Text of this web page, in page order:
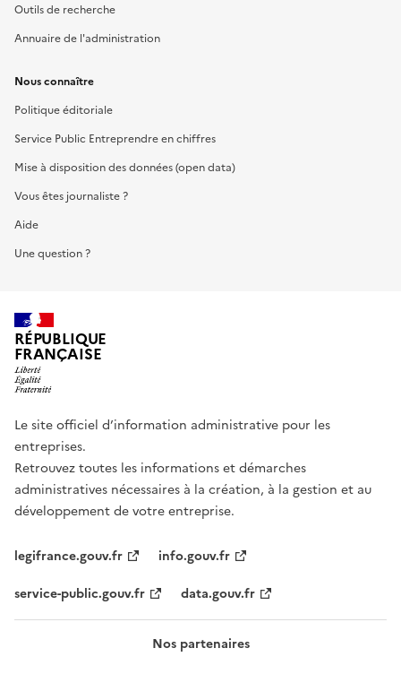
Outils de recherche
Annuaire de l'administration
Nous connaître
Politique éditoriale
Service Public Entreprendre en chiffres
Mise à disposition des données (open data)
Vous êtes journaliste ?
Aide
Une question ?
RÉPUBLIQUE
FRANÇAISE
Le site officiel d’information administrative pour les
entreprises.
Retrouvez toutes les informations et démarches
administratives nécessaires à la création, à la gestion et au
développement de votre entreprise.
legifrance.gouv.fr
info.gouv.fr
service-public.gouv.fr
data.gouv.fr
Nos partenaires